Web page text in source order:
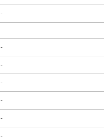
-
-
-
-
-
-
-